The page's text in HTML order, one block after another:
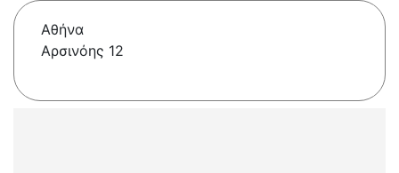
Αθήνα
Αρσινόης 12